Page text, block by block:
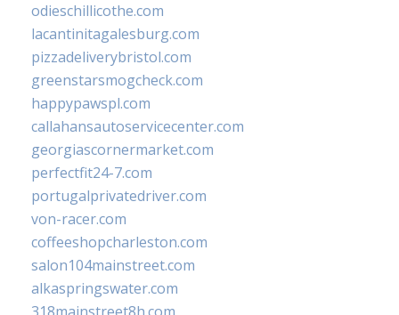
odieschillicothe.com
lacantinitagalesburg.com
pizzadeliverybristol.com
greenstarsmogcheck.com
happypawspl.com
callahansautoservicecenter.com
georgiascornermarket.com
perfectfit24-7.com
portugalprivatedriver.com
von-racer.com
coffeeshopcharleston.com
salon104mainstreet.com
alkaspringswater.com